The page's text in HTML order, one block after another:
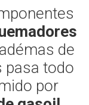
de
pasa todo
por